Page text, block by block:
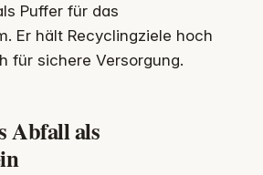
Puffer für das
Er hält Recyclingziele hoch
für sichere Versorgung.
Abfall als